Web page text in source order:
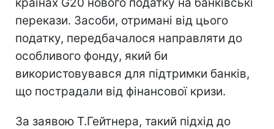
перекази. Засоби, отримані від цього
податку, передбачалося направляти до
особливого фонду, який би
використовувався для підтримки банків,
що пострадали від фінансової кризи.
За заявою Т.Гейтнера, такий підхід до